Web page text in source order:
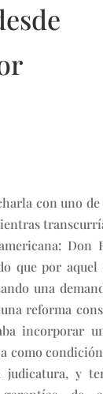
con uno de
Don
que por aquel
una
reforma
incorporar
como
judicatura, y